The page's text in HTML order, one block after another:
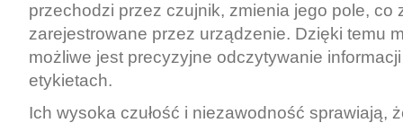
przechodzi przez czujnik, zmienia jego pole, co
zarejestrowane przez urządzenie. Dzięki temu
możliwe jest precyzyjne odczytywanie
etykietach.
Ich wysoka czułość i niezawodność sprawiają,